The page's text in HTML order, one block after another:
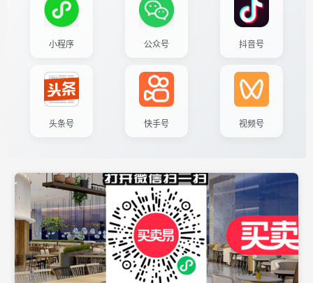
小程序 公众号 抖音号
头条号 快手号 视频号